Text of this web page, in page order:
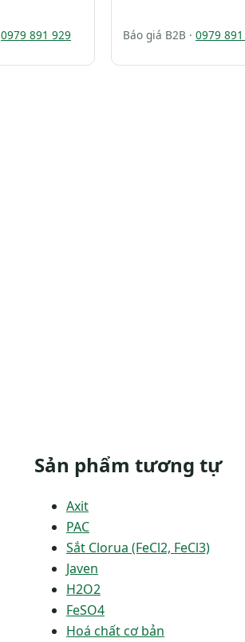
0979 891 929 Báo giá B2B · 0979
Sản phẩm tương tự
Axit
PAC
Sắt Clorua (FeCl2, FeCl3)
Javen
H2O2
FeSO4
Hoá chất cơ bản